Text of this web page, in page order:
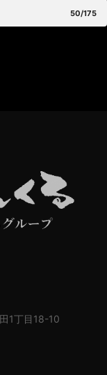
50/175
1丁目18-10